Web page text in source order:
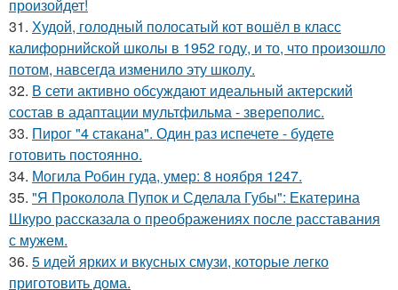
произойдет!
31. Худой, голодный полосатый кот вошёл в класс
калифорнийской школы в 1952 году, и то, что произошло
потом, навсегда изменило эту школу.
32. В сети активно обсуждают идеальный актерский
состав в адаптации мультфильма - звереполис.
33. Пирог "4 стaкана". Один раз испечете - будете
готовить постоянно.
34. Могила Робин гуда, умер: 8 ноября 1247.
35. "Я Проколола Пупок и Сделала Губы": Екатерина
Шкуро рассказала о преображениях после расставания
с мужем.
36. 5 идей ярких и вкусных смузи, которые легко
приготовить дома.